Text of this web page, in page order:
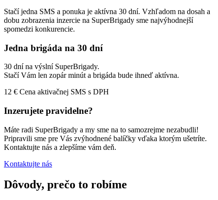
Stačí jedna SMS a ponuka je aktívna 30 dní. Vzhľadom na dosah a
dobu zobrazenia inzercie na SuperBrigady sme najvýhodnejší
spomedzi konkurencie.
Jedna brigáda na 30 dní
30 dní na výslní SuperBrigady.
Stačí Vám len zopár minút a brigáda bude ihneď aktívna.
12 € Cena aktivačnej SMS s DPH
Inzerujete pravidelne?
Máte radi SuperBrigady a my sme na to samozrejme nezabudli!
Pripravili sme pre Vás zvýhodnené balíčky vďaka ktorým ušetríte.
Kontaktujte nás a zlepšíme vám deň.
Kontaktujte nás
Dôvody, prečo to robíme